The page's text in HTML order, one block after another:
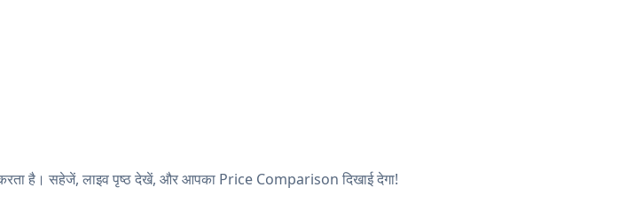
है। सहेजें, लाइव पृष्ठ देखें, और आपका Price Comparison दिखाई देगा!